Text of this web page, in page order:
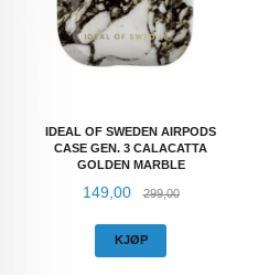
IDEAL OF SWEDEN AIRPODS
CASE GEN. 3 CALACATTA
GOLDEN MARBLE
Tilbud
149,00 299,00Rabatt
KJØP